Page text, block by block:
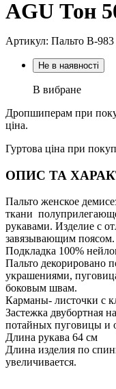
AGU Тон
Артикул: Пальто В-
Не в наявності
В вибране
Дропшиперам при
ціна.
Гуртова ціна при
ОПИС ТА
Пальто женское
ткани
рукавами. Изделие с
завязывающим поясом.
Подкладка 100%
Пальто декорировано
украшениями,
боковым швам.
Карманы- листочки с
Застежка двубортная
потайных пуговицы и
Длина рукава 64 см
Длина изделия по
увеличивается.